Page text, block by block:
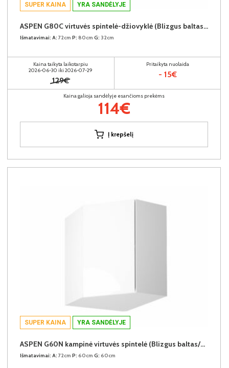
SUPER KAINA YRA SANDĖLYJE
ASPEN G80C virtuvės spintelė-džiovyklė (Blizgus baltas/Baltas)
Išmatavimai: A: 72cm P: 80cm G: 32cm
Kaina taikyta laikotarpiu
2026-06-30 iki 2026-07-29
129€
Pritaikyta nuolaida
- 15€
Kaina galioja sandėlyje esančioms prekėms
114€
Į krepšelį
SUPER KAINA YRA SANDĖLYJE
ASPEN G60N kampinė virtuvės spintelė (Blizgus baltas/Baltas)
Išmatavimai: A: 72cm P: 60cm G: 60cm